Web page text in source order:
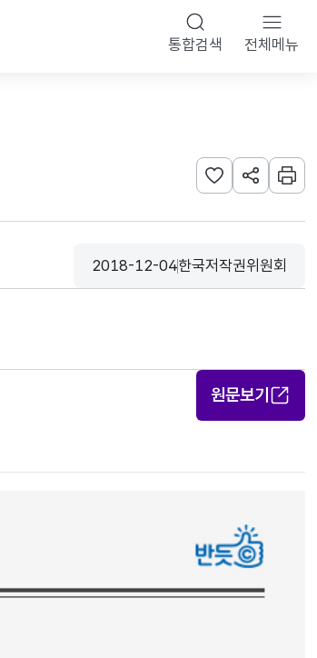
통합검색 전체메뉴
관심사 등록하기
URL 공유하
인쇄
등록일
2018-12-04
수집기관
한국저작권위원회
원문보기